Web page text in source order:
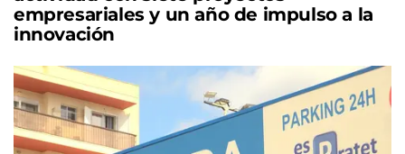
empresariales y un año de impulso a la
innovación